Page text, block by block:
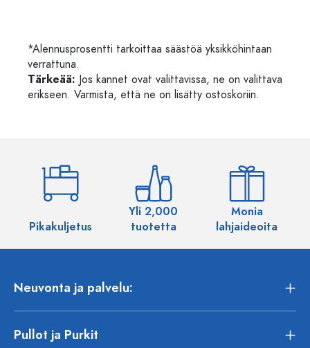
*Alennusprosentti tarkoittaa säästöä yksikköhintaan
verrattuna.
Tärkeää: Jos kannet ovat valittavissa, ne on valittava
erikseen. Varmista, että ne on lisätty ostoskoriin.
Pikakuljetus
Yli 2,000
tuotetta
Monia
lahjaideoita
Neuvonta ja palvelu:
Pullot ja Purkit